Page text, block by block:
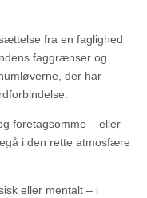
fra en faglighed
faggrænser og
der har
foretagsomme – eller
i den rette atmosfære
eller mentalt – i